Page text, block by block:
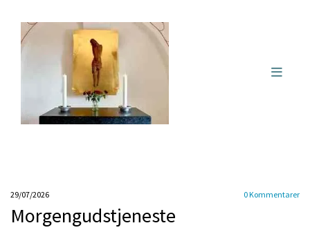
29/07/2026 0Kommentarer
Morgengudstjeneste